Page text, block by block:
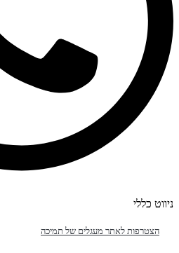
ניווט כללי
הצטרפות לאתר מעגלים של תמיכה